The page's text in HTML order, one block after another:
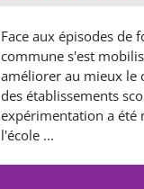
Face aux épisodes de
commune s'est
améliorer au mieux le
des établissements
expérimentation a été
l'école ...